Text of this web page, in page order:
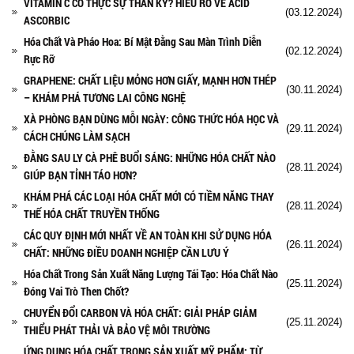
ASCORBIC
(03.12.2024)
Hóa Chất Và Pháo Hoa: Bí Mật Đằng Sau Màn Trình Diễn
Rực Rỡ
(02.12.2024)
GRAPHENE: CHẤT LIỆU MỎNG HƠN GIẤY, MẠNH HƠN THÉP
– KHÁM PHÁ TƯƠNG LAI CÔNG NGHỆ
(30.11.2024)
XÀ PHÒNG BẠN DÙNG MỖI NGÀY: CÔNG THỨC HÓA HỌC VÀ
CÁCH CHÚNG LÀM SẠCH
(29.11.2024)
ĐẰNG SAU LY CÀ PHÊ BUỔI SÁNG: NHỮNG HÓA CHẤT NÀO
GIÚP BẠN TỈNH TÁO HƠN?
(28.11.2024)
KHÁM PHÁ CÁC LOẠI HÓA CHẤT MỚI CÓ TIỀM NĂNG THAY
THẾ HÓA CHẤT TRUYỀN THỐNG
(28.11.2024)
CÁC QUY ĐỊNH MỚI NHẤT VỀ AN TOÀN KHI SỬ DỤNG HÓA
CHẤT: NHỮNG ĐIỀU DOANH NGHIỆP CẦN LƯU Ý
(26.11.2024)
Hóa Chất Trong Sản Xuất Năng Lượng Tái Tạo: Hóa Chất Nào
Đóng Vai Trò Then Chốt?
(25.11.2024)
CHUYỂN ĐỔI CARBON VÀ HÓA CHẤT: GIẢI PHÁP GIẢM
THIỂU PHÁT THẢI VÀ BẢO VỆ MÔI TRƯỜNG
(25.11.2024)
ỨNG DỤNG HÓA CHẤT TRONG SẢN XUẤT MỸ PHẨM: TỪ